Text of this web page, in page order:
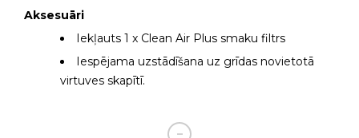
Aksesuāri
Iekļauts 1 x Clean Air Plus smaku filtrs
Iespējama uzstādīšana uz grīdas novietotā
virtuves skapītī.